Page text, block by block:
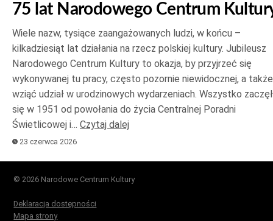
75 lat Narodowego Centrum
Wiele nazw, tysiące zaangażowanych ludzi, w końcu –
kilkadziesiąt lat działania na rzecz polskiej kultury. Jubileusz
Narodowego Centrum Kultury to okazja, by przyjrzeć się
wykonywanej tu pracy, często pozornie niewidocznej, a także
wziąć udział w urodzinowych wydarzeniach. Wszystko
się w 1951 od powołania do życia Centralnej Poradni
Świetlicowej i… Czytaj dalej
23 czerwca 2026
© 2026 Narodowe Centrum Kultury
Deklaracja dostępności
Mapa strony